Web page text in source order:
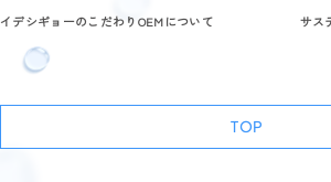
イデシギョーのこだわりOEMについて
サス
TOP